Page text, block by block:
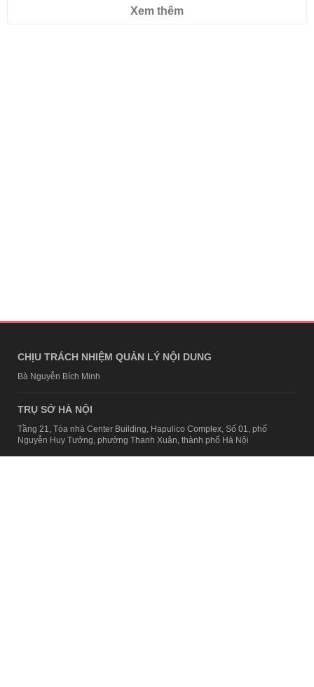
Xem thêm
CHỊU TRÁCH NHIỆM QUẢN LÝ NỘI DUNG
Bà Nguyễn Bích Minh
TRỤ SỞ HÀ NỘI
Tầng 21, Tòa nhà Center Building, Hapulico Complex, Số 01, phố
Nguyễn Huy Tưởng, phường Thanh Xuân, thành phố Hà Nội